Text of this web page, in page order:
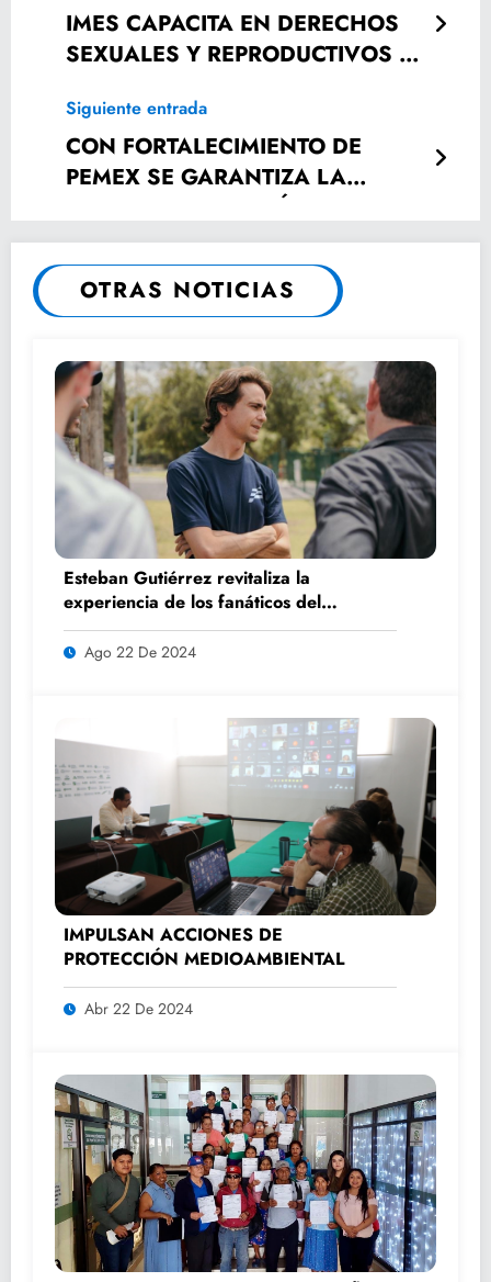
IMES CAPACITA EN DERECHOS
SEXUALES Y REPRODUCTIVOS A
ESTADO Y TELMUJER
Siguiente entrada
CON FORTALECIMIENTO DE
PEMEX SE GARANTIZA LA
SEGURIDAD ENERGÉTICA DE
MÉXICO: RICARDO GALLARDO
CARDONA
OTRAS NOTICIAS
Esteban Gutiérrez revitaliza la
experiencia de los fanáticos del
automovilismo con DRIVER 1
Ago 22 De 2024
IMPULSAN ACCIONES DE
PROTECCIÓN MEDIOAMBIENTAL
Abr 22 De 2024